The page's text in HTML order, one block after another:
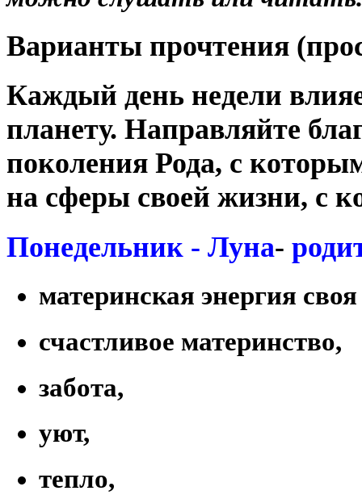
Варианты прочтения
Каждый день недели
планету. Направляйте
поколения Рода, с
на сферы своей жизни, с
Понедельник - Луна-
материнская энергия
счастливое материнство,
забота,
уют,
тепло,